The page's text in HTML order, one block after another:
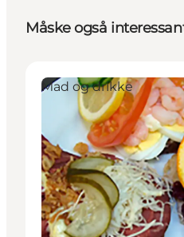
Måske også
Mad og drikke